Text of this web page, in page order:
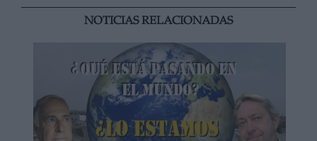
NOTICIAS RELACIONADAS